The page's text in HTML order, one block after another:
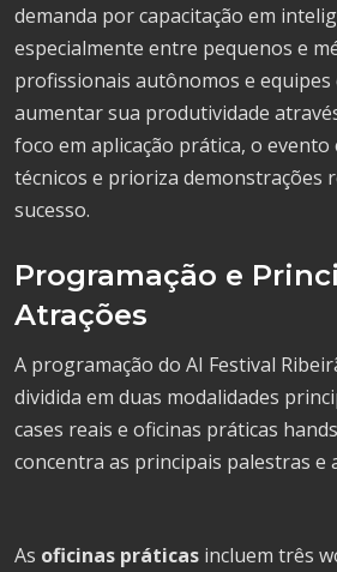
demanda por capacitação em
especialmente entre pequenos e
profissionais autônomos e equipes
aumentar sua produtividade
foco em aplicação prática, o
técnicos e prioriza demonstrações
sucesso.
Programação e
Atrações
A programação do AI Festival
dividida em duas modalidades
cases reais e oficinas práticas
concentra as principais palestras e
As oficinas práticas incluem três